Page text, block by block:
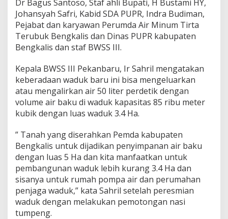
g
k
a
l
i
s
e
n
g
a
n
K
p
a
s
i
t
a
s
A
i
Dr Bagus Santoso, Staf ahli Bupati, H Bustami HY,
Johansyah Safri, Kabid SDA PUPR, Indra Budiman,
Pejabat dan karyawan Perumda Air Minum Tirta
Terubuk Bengkalis dan Dinas PUPR kabupaten
Bengkalis dan staf BWSS III.
Kepala BWSS III Pekanbaru, Ir Sahril mengatakan
keberadaan waduk baru ini bisa mengeluarkan
atau mengalirkan air 50 liter perdetik dengan
volume air baku di waduk kapasitas 85 ribu meter
kubik dengan luas waduk 3.4 Ha.
” Tanah yang diserahkan Pemda kabupaten
Bengkalis untuk dijadikan penyimpanan air baku
dengan luas 5 Ha dan kita manfaatkan untuk
pembangunan waduk lebih kurang 3.4 Ha dan
sisanya untuk rumah pompa air dan perumahan
penjaga waduk,” kata Sahril setelah peresmian
waduk dengan melakukan pemotongan nasi
tumpeng.